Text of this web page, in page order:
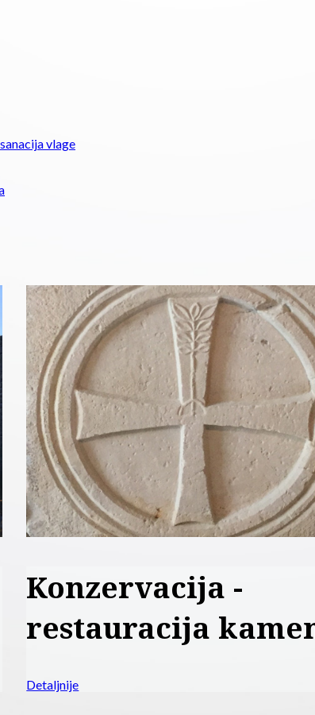
vlage
Karbonska ojačanja
Detaljnije